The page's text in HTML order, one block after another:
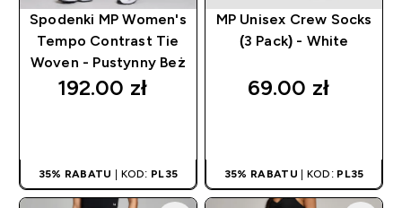
Spodenki MP Women's
Tempo Contrast Tie
Woven - Pustynny Beż
192.00 zł‎
35% RABATU | KOD: PL35
MP Unisex Crew Socks
(3 Pack) - White
69.00 zł‎
35% RABATU | KOD: PL35